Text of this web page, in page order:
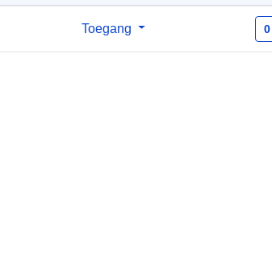
Toegang 0
Bron:
http://inspire.ec.europa.eu/